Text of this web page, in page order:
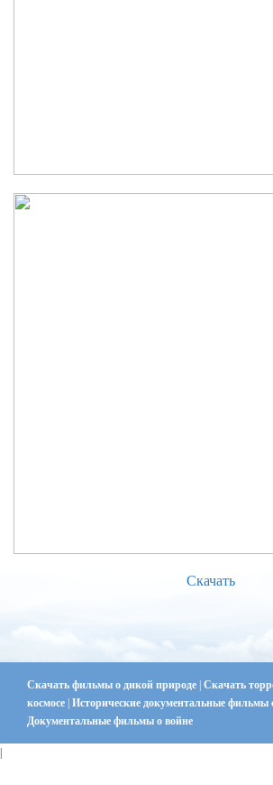
Скачать
Скачать фильмы о дикой природе Скачать
космосе Исторические документальные фильмы
Документальные фильмы о войне